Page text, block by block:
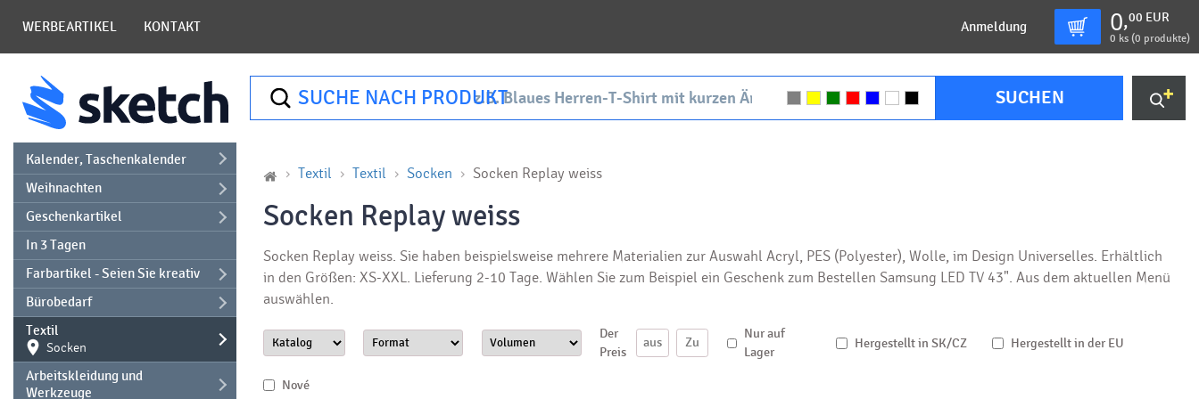
WERBEARTIKEL KONTAKT Anmeldung 0,00 EUR
0 ks (0 produkte)
SUCHE NACH PRODUKT SUCHEN
Kalender, Taschenkalender
Weihnachten
Geschenkartikel
In 3 Tagen
Farbartikel - Seien Sie kreativ
Bürobedarf
Textil
Socken
Arbeitskleidung und
Werkzeuge
Textil Textil Socken Socken Replay weiss
Socken Replay weiss
Socken Replay weiss. Sie haben beispielsweise mehrere Materialien zur Auswahl Acryl, PES (Polyester), Wolle, im Design Universelles. Erhältlich
in den Größen: XS-XXL. Lieferung 2-10 Tage. Wählen Sie zum Beispiel ein Geschenk zum Bestellen Samsung LED TV 43". Aus dem aktuellen Menü
auswählen.
Der
Preis
Nur auf
Lager
Hergestellt in SK/CZ Hergestellt in der EU
Nové